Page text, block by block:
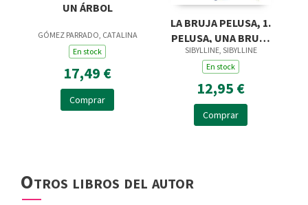
UN ÁRBOL
GÓMEZ PARRADO, CATALINA
En stock
17,49 €
Comprar
LA BRUJA PELUSA, 1.
PELUSA, UNA BRUJA
MUY MUY PEQUEÑITA
SIBYLLINE, SIBYLLINE
En stock
12,95 €
Comprar
Otros libros del autor